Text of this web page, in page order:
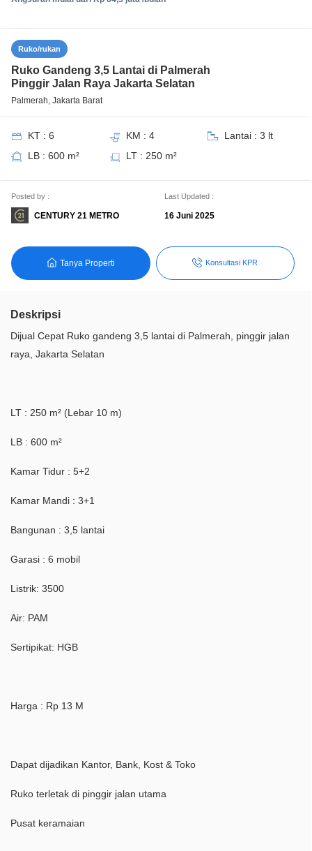
Ruko/rukan
Ruko Gandeng 3,5 Lantai di Palmerah
Pinggir Jalan Raya Jakarta Selatan
Palmerah, Jakarta Barat
KT : 6 KM : 4
Lantai : 3 lt
LB : 600 m²
LT : 250 m²
Posted by :
CENTURY 21 METRO
Last Updated :
16 Juni 2025
Tanya Properti Konsultasi KPR
Deskripsi
Dijual Cepat Ruko gandeng 3,5 lantai di Palmerah, pinggir jalan
raya, Jakarta Selatan
LT : 250 m² (Lebar 10 m)
LB : 600 m²
Kamar Tidur : 5+2
Kamar Mandi : 3+1
Bangunan : 3,5 lantai
Garasi : 6 mobil
Listrik: 3500
Air: PAM
Sertipikat: HGB
Harga : Rp 13 M
Dapat dijadikan Kantor, Bank, Kost & Toko
Ruko terletak di pinggir jalan utama
Pusat keramaian